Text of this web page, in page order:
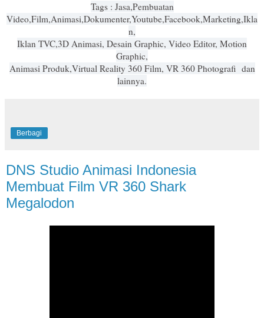
Tags : Jasa,Pembuatan
Video,Film,Animasi,Dokumenter,Youtube,Facebook,Marketing,Ikla
n,
Iklan TVC,3D Animasi, Desain Graphic, Video Editor, Motion
Graphic,
Animasi Produk,Virtual Reality 360 Film, VR 360 Photografi dan
lainnya.
Berbagi
DNS Studio Animasi Indonesia
Membuat Film VR 360 Shark
Megalodon